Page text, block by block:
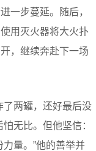
一步蔓延。随后，
用灭火器将大火扑
，继续奔赴下一场
了两罐，还好最后没
无比。但他坚信：
量。”他的善举并